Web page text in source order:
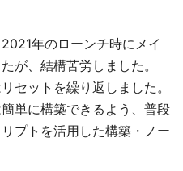
年のローンチ時にメイ
が、結構苦労しました。
セットを繰り返しました。
単に構築できるよう、普段
プトを活用した構築・ノー